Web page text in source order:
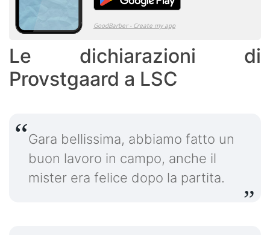
Le dichiarazioni di
Provstgaard a LSC
Gara bellissima, abbiamo fatto un
buon lavoro in campo, anche il
mister era felice dopo la partita.